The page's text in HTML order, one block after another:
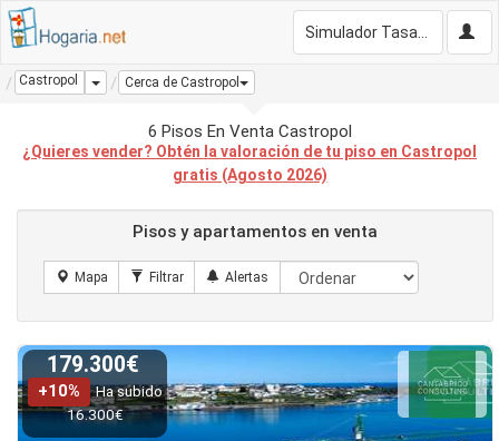
Castropol Dropdown
Cerca de Castropol
6 Pisos En Venta Castropol
¿Quieres vender? Obtén la valoración de tu piso en Castropol
gratis (Agosto 2026)
Pisos y apartamentos en venta
179.300€
+10%
Ha subido
16.300€